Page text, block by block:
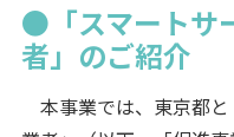
●「スマートサ
者」のご紹介
本事業では、東京都